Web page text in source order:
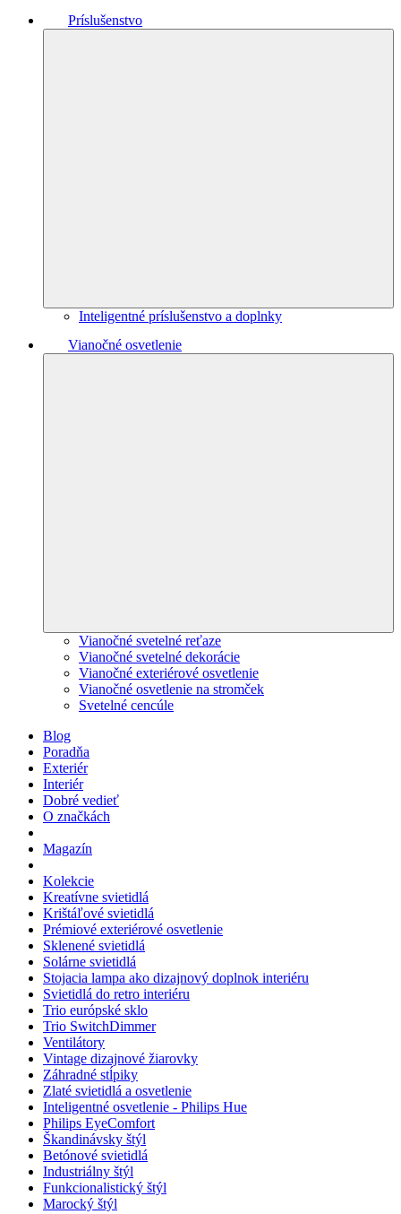
Príslušenstvo
Inteligentné príslušenstvo a doplnky
Vianočné osvetlenie
Vianočné svetelné reťaze
Vianočné svetelné dekorácie
Vianočné exteriérové osvetlenie
Vianočné osvetlenie na stromček
Svetelné cencúle
Blog
Poradňa
Exteriér
Interiér
Dobré vedieť
O značkách
Magazín
Kolekcie
Kreatívne svietidlá
Krištáľové svietidlá
Prémiové exteriérové osvetlenie
Sklenené svietidlá
Solárne svietidlá
Stojacia lampa ako dizajnový doplnok interiéru
Svietidlá do retro interiéru
Trio európské sklo
Trio SwitchDimmer
Ventilátory
Vintage dizajnové žiarovky
Záhradné stĺpiky
Zlaté svietidlá a osvetlenie
Inteligentné osvetlenie - Philips Hue
Philips EyeComfort
Škandinávsky štýl
Betónové svietidlá
Industriálny štýl
Funkcionalistický štýl
Marocký štýl